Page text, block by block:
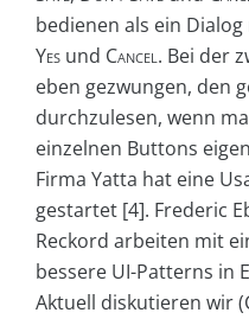
bedienen als ein
Yes und Cancel. Bei der
eben gezwungen, den
durchzulesen, wenn
einzelnen Buttons
Firma Yatta hat eine
gestartet [4]. Frederic
Reckord arbeiten mit
bessere UI-Patterns in
Aktuell diskutieren wir